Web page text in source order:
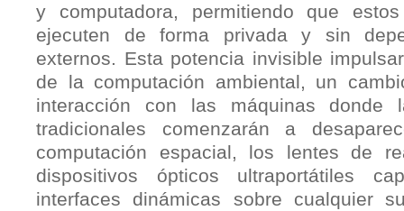
y computadora, permitiendo que
ejecuten de forma privada y sin
externos. Esta potencia invisible
de la computación ambiental, un
interacción con las máquinas donde
tradicionales comenzarán a
computación espacial, los lentes de
dispositivos ópticos ultraportátiles
interfaces dinámicas sobre cualquier